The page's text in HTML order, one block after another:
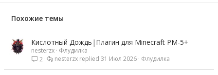
Похожие темы
Кислотный Дождь|Плагин для Minecraft PM-5+
nesterzx Флудилка
2
Флудилка
31 Июл 2026
nesterzx